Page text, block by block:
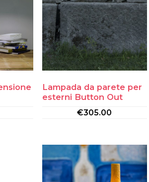
Lampada da parete per
esterni Button Out
€305.00